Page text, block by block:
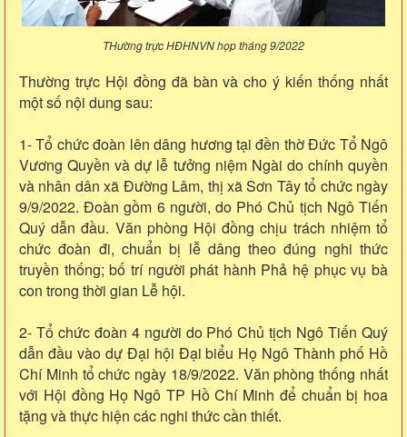
THường trực HĐHNVN họp tháng 9/2022
Thường trực Hội đồng đã bàn và cho ý kiến thống nhất
một số nội dung sau:
1- Tổ chức đoàn lên dâng hương tại đền thờ Đức Tổ Ngô
Vương Quyền và dự lễ tưởng niệm Ngài do chính quyền
và nhân dân xã Đường Lâm, thị xã Sơn Tây tổ chức ngày
9/9/2022. Đoàn gồm 6 người, do Phó Chủ tịch Ngô Tiến
Quý dẫn đầu. Văn phòng Hội đồng chịu trách nhiệm tổ
chức đoàn đi, chuẩn bị lễ dâng theo đúng nghi thức
truyền thống; bố trí người phát hành Phả hệ phục vụ bà
con trong thời gian Lễ hội.
2- Tổ chức đoàn 4 người do Phó Chủ tịch Ngô Tiến Quý
dẫn đầu vào dự Đại hội Đại biểu Họ Ngô Thành phố Hồ
Chí Minh tổ chức ngày 18/9/2022. Văn phòng thống nhất
với Hội đồng Họ Ngô TP Hồ Chí Minh để chuẩn bị hoa
tặng và thực hiện các nghi thức cần thiết.